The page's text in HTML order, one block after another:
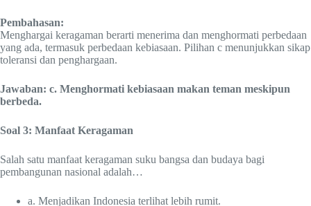
Pembahasan:
Menghargai keragaman berarti menerima dan menghormati perbedaan
yang ada, termasuk perbedaan kebiasaan. Pilihan c menunjukkan sikap
toleransi dan penghargaan.
Jawaban: c. Menghormati kebiasaan makan teman meskipun
berbeda.
Soal 3: Manfaat Keragaman
Salah satu manfaat keragaman suku bangsa dan budaya bagi
pembangunan nasional adalah…
a. Menjadikan Indonesia terlihat lebih rumit.